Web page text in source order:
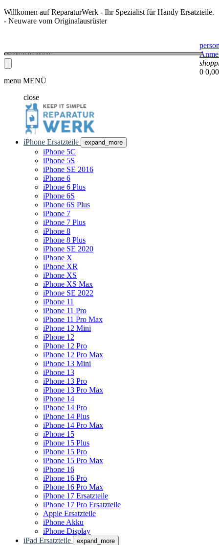
Willkomen auf ReparaturWerk - Ihr Spezialist für Handy Ersatzteile.
- Neuware vom Originalausrüster
0
menu MENÜ
close
iPhone Ersatzteile expand_more
iPhone 5C
iPhone 5S
iPhone SE 2016
iPhone 6
iPhone 6 Plus
iPhone 6S
iPhone 6S Plus
iPhone 7
iPhone 7 Plus
iPhone 8
iPhone 8 Plus
iPhone SE 2020
iPhone X
iPhone XR
iPhone XS
iPhone XS Max
iPhone SE 2022
iPhone 11
iPhone 11 Pro
iPhone 11 Pro Max
iPhone 12 Mini
iPhone 12
iPhone 12 Pro
iPhone 12 Pro Max
iPhone 13 Mini
iPhone 13
iPhone 13 Pro
iPhone 13 Pro Max
iPhone 14
iPhone 14 Pro
iPhone 14 Plus
iPhone 14 Pro Max
iPhone 15
iPhone 15 Plus
iPhone 15 Pro
iPhone 15 Pro Max
iPhone 16
iPhone 16 Pro
iPhone 16 Pro Max
iPhone 17 Ersatzteile
iPhone 17 Pro Ersatzteile
Apple Ersatzteile
iPhone Akku
iPhone Display
iPad Ersatzteile
expand_more